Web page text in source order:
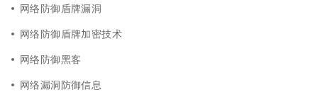
网络防御盾牌漏洞
网络防御盾牌加密技术
网络防御黑客
网络漏洞防御信息